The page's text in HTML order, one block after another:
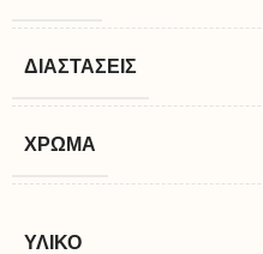
ΔΙΑΣΤΆΣΕΙΣ
ΧΡΏΜΑ
ΥΛΙΚΌ